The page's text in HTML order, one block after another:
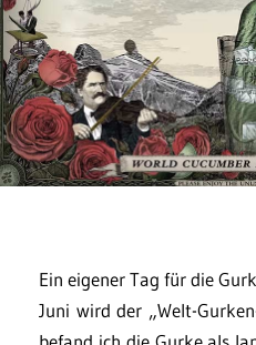
Ein eigener Tag für die
Juni wird der „Welt-